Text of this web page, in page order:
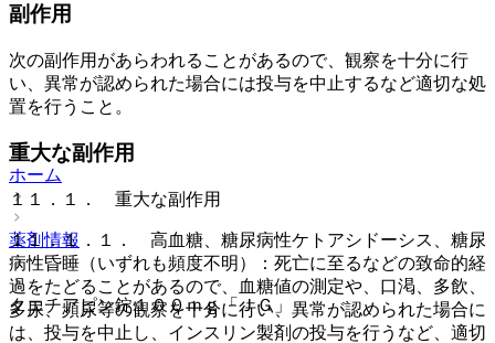
副作用
次の副作用があらわれることがあるので、観察を十分に行
い、異常が認められた場合には投与を中止するなど適切な処
置を行うこと。
重大な副作用
１１．１． 重大な副作用
１１．１．１． 高血糖、糖尿病性ケトアシドーシス、糖尿
病性昏睡（いずれも頻度不明）：死亡に至るなどの致命的経
過をたどることがあるので、血糖値の測定や、口渇、多飲、
多尿、頻尿等の観察を十分に行い、異常が認められた場合に
は、投与を中止し、インスリン製剤の投与を行うなど、適切
ホーム
薬剤情報
クエチアピン錠１００ｍｇ「ＪＧ」